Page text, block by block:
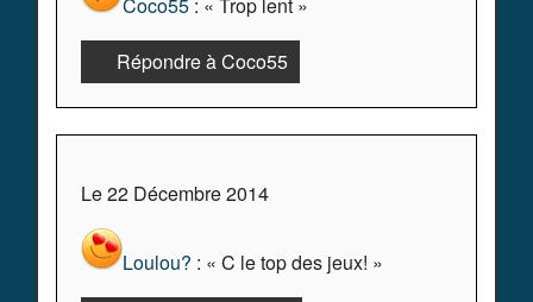
Répondre à Coco55
Le 22 Décembre 2014
Loulou? : « C le top des jeux! »